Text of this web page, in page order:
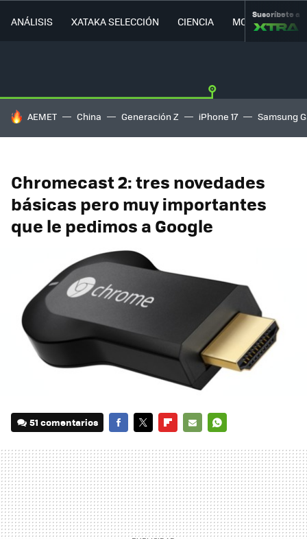
ANÁLISIS XATAKA SELECCIÓN CIENCIA MOVILIDAD
Suscríbete a
HOY SE HABLA DE
AEMET China Generación Z iPhone 17 Samsung
Chromecast 2: tres novedades
básicas pero muy importantes
que le pedimos a Google
51 comentarios
MAIL